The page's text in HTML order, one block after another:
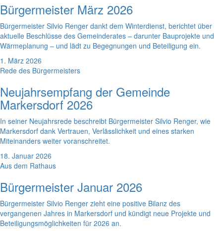
Bürgermeister März 2026
Bürgermeister Silvio Renger dankt dem Winterdienst, berichtet über
aktuelle Beschlüsse des Gemeinderates – darunter Bauprojekte und
Wärmeplanung – und lädt zu Begegnungen und Beteiligung ein.
1. März 2026
Rede des Bürgermeisters
Neujahrsempfang der Gemeinde
Markersdorf 2026
In seiner Neujahrsrede beschreibt Bürgermeister Silvio Renger, wie
Markersdorf dank Vertrauen, Verlässlichkeit und eines starken
Miteinanders weiter voranschreitet.
18. Januar 2026
Aus dem Rathaus
Bürgermeister Januar 2026
Bürgermeister Silvio Renger zieht eine positive Bilanz des
vergangenen Jahres in Markersdorf und kündigt neue Projekte und
Beteiligungsmöglichkeiten für 2026 an.